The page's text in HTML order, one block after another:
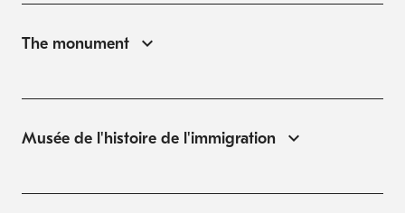
The monument
Musée de l'histoire de l'immigration